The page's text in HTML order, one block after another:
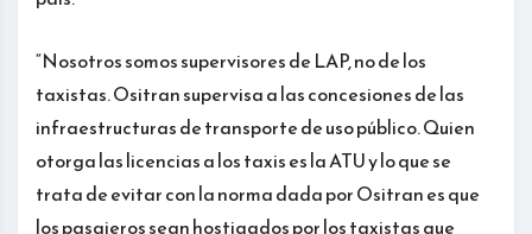
“Nosotros somos supervisores de LAP, no de los
taxistas. Ositran supervisa a las concesiones de las
infraestructuras de transporte de uso público. Quien
otorga las licencias a los taxis es la ATU y lo que se
trata de evitar con la norma dada por Ositran es que
los pasajeros sean hostigados por los taxistas que